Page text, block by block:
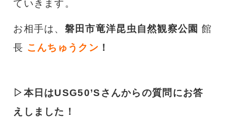
ていきます。
お相手は、 磐田市竜洋昆虫自然観察公園 館
長 こんちゅうクン ！
▷本日はUSG50’Sさんからの質問にお答
えしました！